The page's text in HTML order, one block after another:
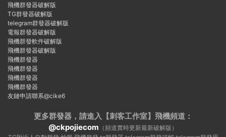
飛機群發器破解版
TG群發器破解版
telegram群發器破解版
電報群發器破解版
飛機群發軟件破解版
飛機群發器破解版
飛機群發器
飛機群發器
飛機群發器
飛機群發器
友鏈申請聯系@cike6
更多群發器，請進入【刺客工作室】 飛機頻道：
@ckpojiecom （頻道實時更新最新破解版）